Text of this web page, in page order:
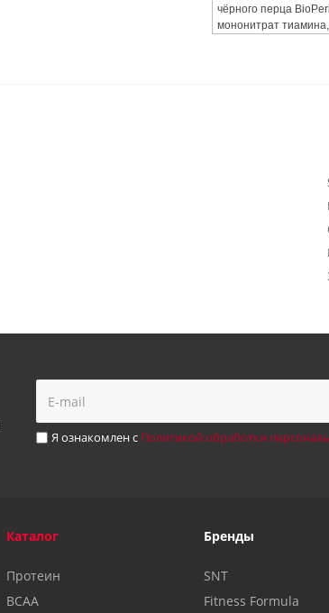
чёрного перца
мононитрат
Я ознакомлен с Политикой обработки
Каталог
Протеин
BCAA
Бренды
SNT
Fitness Formula